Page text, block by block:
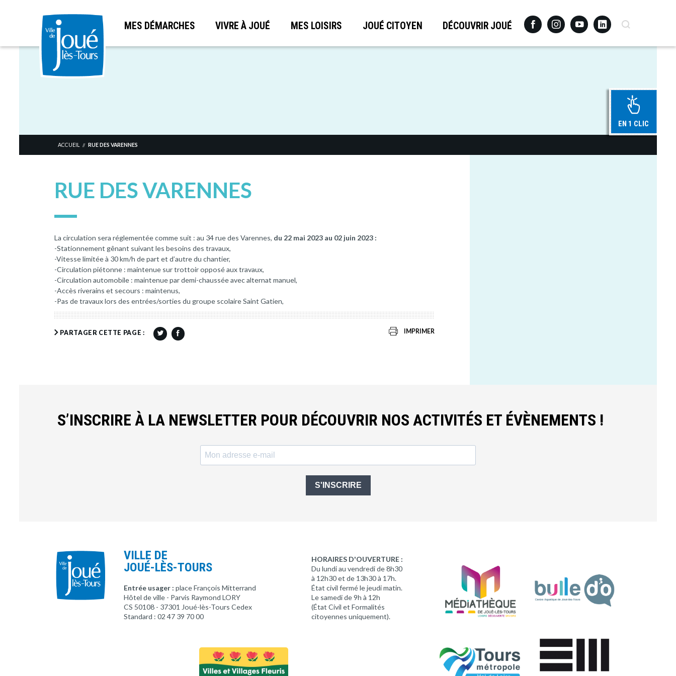
Aller
MES DÉMARCHES VIVRE À JOUÉ MES LOISIRS JOUÉ CITOYEN DÉCOUVRIR JOUÉ FacebookInstagramYoutubeLinkedinRecherche
EN 1 CLIC
ACCUEIL // RUE DES VARENNES
RUE DES VARENNES
La circulation sera réglementée comme suit : au 34 rue des Varennes, du 22 mai 2023 au 02 juin 2023 :
-Stationnement gênant suivant les besoins des travaux,
-Vitesse limitée à 30 km/h de part et d’autre du chantier,
-Circulation piétonne : maintenue sur trottoir opposé aux travaux,
-Circulation automobile : maintenue par demi-chaussée avec alternat manuel,
-Accès riverains et secours : maintenus,
-Pas de travaux lors des entrées/sorties du groupe scolaire Saint Gatien,
PARTAGER CETTE PAGE : IMPRIMER
S’INSCRIRE À LA NEWSLETTER POUR DÉCOUVRIR NOS ACTIVITÉS ET ÉVÈNEMENTS !
S'INSCRIRE
VILLE DE
JOUÉ-LÈS-TOURS
Entrée usager : place François Mitterrand
Hôtel de ville - Parvis Raymond LORY
CS 50108 - 37301 Joué-lès-Tours Cedex
Standard : 02 47 39 70 00
HORAIRES D'OUVERTURE :
Du lundi au vendredi de 8h30
à 12h30 et de 13h30 à 17h.
État civil fermé le jeudi matin.
Le samedi de 9h à 12h
(État Civil et Formalités
citoyennes uniquement).